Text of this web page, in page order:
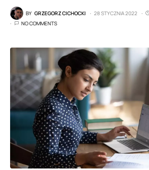
BY GRZEGORZ CICHOCKI 28 STYCZNIA 2022
NO COMMENTS